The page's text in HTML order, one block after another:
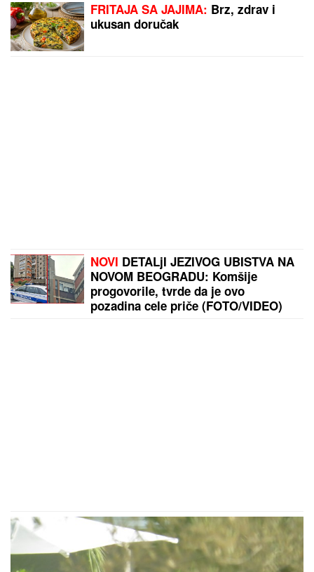
FRITAJA SA JAJIMA: Brz, zdrav i
ukusan doručak
NOVI DETALjI JEZIVOG UBISTVA NA
NOVOM BEOGRADU: Komšije
progovorile, tvrde da je ovo
pozadina cele priče (FOTO/VIDEO)